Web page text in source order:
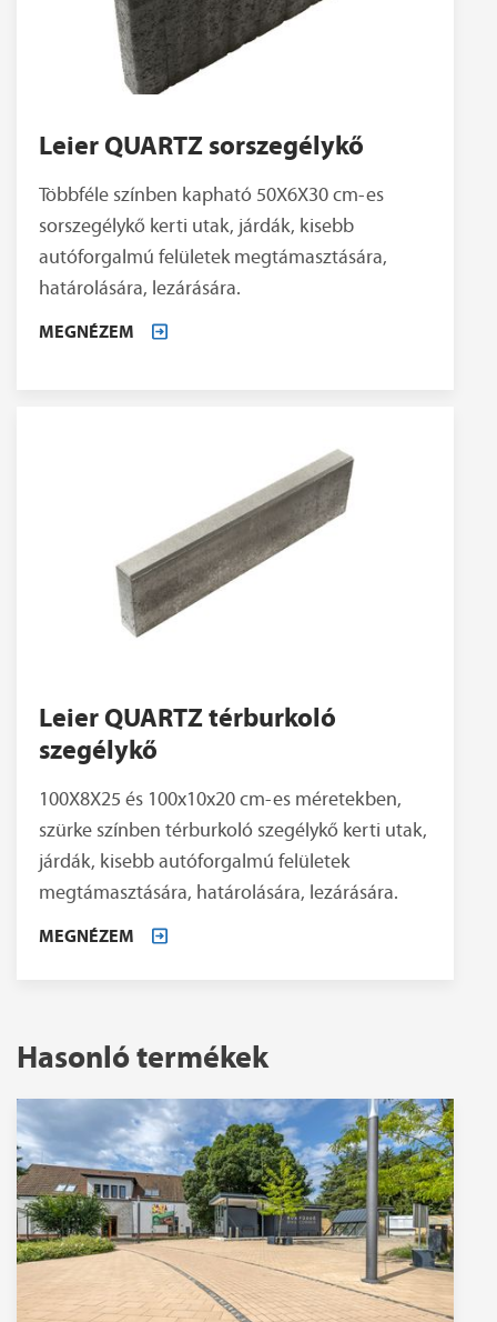
Leier QUARTZ sorszegélykő
Többféle színben kapható 50X6X30 cm-es
sorszegélykő kerti utak, járdák, kisebb
autóforgalmú felületek megtámasztására,
határolására, lezárására.
MEGNÉZEM
Leier QUARTZ térburkoló
szegélykő
100X8X25 és 100x10x20 cm-es méretekben,
szürke színben térburkoló szegélykő kerti utak,
járdák, kisebb autóforgalmú felületek
megtámasztására, határolására, lezárására.
MEGNÉZEM
Hasonló termékek